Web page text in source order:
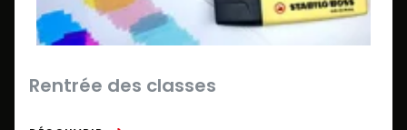
Rentrée des classes